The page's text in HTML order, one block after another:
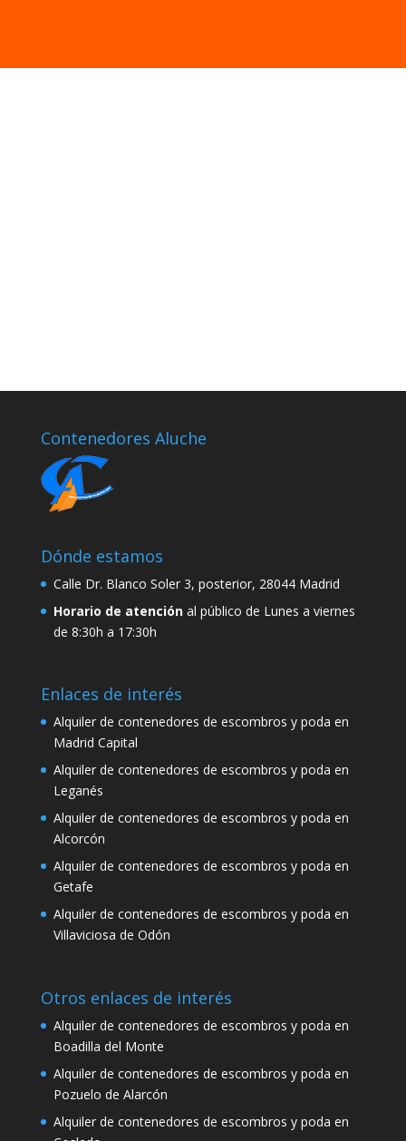
Contenedores Aluche
Dónde estamos
Calle Dr. Blanco Soler 3, posterior, 28044 Madrid
Horario de atenciónal público de Lunes a viernes
de 8:30h a 17:30h
Enlaces de interés
Alquiler de contenedores de escombros y poda en
Madrid Capital
Alquiler de contenedores de escombros y poda en
Leganés
Alquiler de contenedores de escombros y poda en
Alcorcón
Alquiler de contenedores de escombros y poda en
Getafe
Alquiler de contenedores de escombros y poda en
Villaviciosa de Odón
Otros enlaces de interés
Alquiler de contenedores de escombros y poda en
Boadilla del Monte
Alquiler de contenedores de escombros y poda en
Pozuelo de Alarcón
Alquiler de contenedores de escombros y poda en